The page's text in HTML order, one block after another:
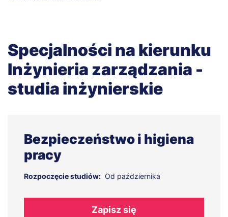
Specjalności na kierunku
Inżynieria zarządzania -
studia inżynierskie
Bezpieczeństwo i higiena
pracy
Rozpoczęcie studiów: Od października
Zapisz się